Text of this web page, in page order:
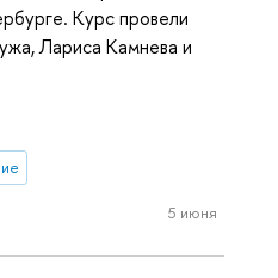
Курс провели
Лариса Камнева и
5 июня